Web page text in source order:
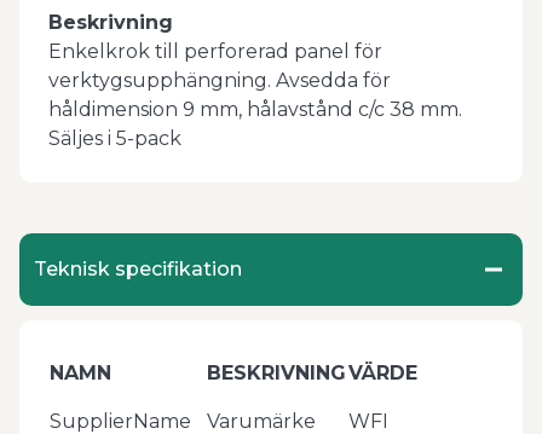
Beskrivning
Enkelkrok till perforerad panel för
verktygsupphängning. Avsedda för
håldimension 9 mm, hålavstånd c/c 38 mm.
Säljes i 5-pack
Teknisk specifikation
NAMN BESKRIVNINGVÄRDE
SupplierName Varumärke WFI